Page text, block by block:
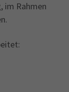
im Rahmen